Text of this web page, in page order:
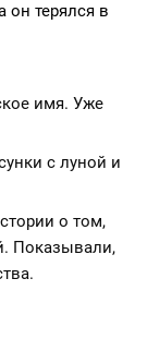
он терялся в
имя. Уже
с луной и
о том,
Показывали,